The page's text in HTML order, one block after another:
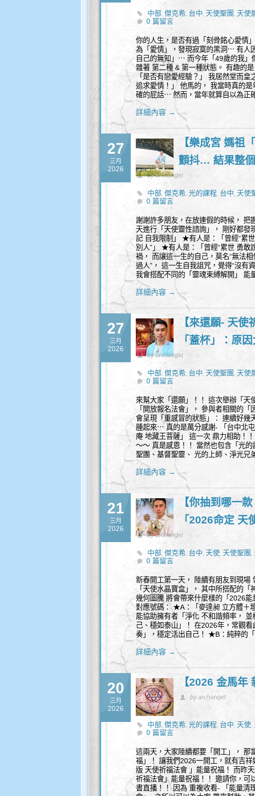
中部, 傑克希, 台中, 天使聖團, 天使
0 篇留言
你的人生，是否有過「刻骨銘心愛情
為「愛情」，發現寂寞的黑洞⋯ 有人
自己的無知」⋯ 而今年「49歲的我」
雜著 第二種 & 第一種狀態。 有趣的
「是否有戀愛經驗？」 我居然堂而
追求愛情！」 他馬的， 我當時真的
確的屁話⋯ 然而，當年就算自以為正
詳細內容 →
27
三月
2026
【樂成宮 媽祖
顫抖… 結果整個
by archangel
中部, 傑克希, 光的課程, 台中, 天使
0 篇留言
謝謝許多朋友，在放連假的時候， 把
天進行「天使靈性諮詢」， 剛好都發
記 自我限制」 ★有人是：「曾經“累
別人”」 ★有人是：「曾經“累世 勇敢
禍， 而讓這一生的自己，莫名“無法
過人”， 這一生自我詛咒，覺得“沒有
我會搭配不同的「靈魂束縛解開」 能
詳細內容 →
27
三月
2026
【來還願- 天
「蓋杯」：原因
by archangel
中部, 傑克希, 台中, 天使聖團, 天使
0 篇留言
來幫大家「還願」！！ 這次舉辦「天
「開放報名法會」， 參與者相關的
會呈現「重感冒的狀態」： 連續好幾
腫起來⋯ 真的是萬分感謝- 「台中北
庵 地藏王菩薩」 這一次 鼎力相助！
～～ 真是感恩！！ 當然也包含「光
聖團、基督聖靈、 光的上師、淨光兄
詳細內容 →
21
三月
2026
【你抽到哪一
「2026命定 天
by archangel
中部, 傑克希, 台中, 天使, 天使聖團,
品,身心靈
0 篇留言
新春開工第一天， 陸續有朋友到現場
「天使水晶寶盒」， 其中所搭配的
幾何圖騰 將會帶來什麼樣的「2026能
對應號碼： ★A：「麥達昶 立方體＋
能協助擁有者「淨化 不和諧頻率，
己、穩如泰山」！ 在2026年，常觀
奏」，穩定活出自己！ ★B：純粹的
詳細內容 →
20
三月
2026
【2026 金馬年
by archangel
中部, 傑克希, 光的課程, 台中, 天使,
何,能量,
0 篇留言
這兩天，大家陸續都要「開工」， 那
福」！ 讓我們2026一開工，就有吉
版 天使祈福法會 」能量祝福！ 而昨
祈福法會」能量祝福！！ 邀請你，可
書直播！！ 因為 重複收看- 「能量清